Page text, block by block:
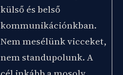
külső és belső
kommunikációnkban.
Nem mesélünk vicceket,
nem standupolunk. A